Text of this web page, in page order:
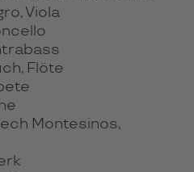
Viola
Flöte
Montesinos,